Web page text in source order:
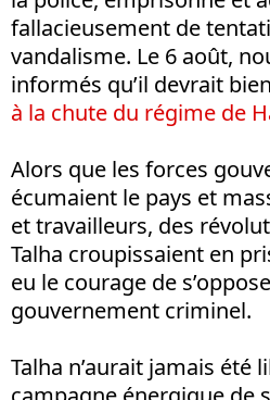
fallacieusement de
vandalisme. Le 6 août,
informés qu’il devrait
à la chute du régime de
Alors que les forces
écumaient le pays et
et travailleurs, des
Talha croupissaient en
eu le courage de
gouvernement criminel.
Talha n’aurait jamais été